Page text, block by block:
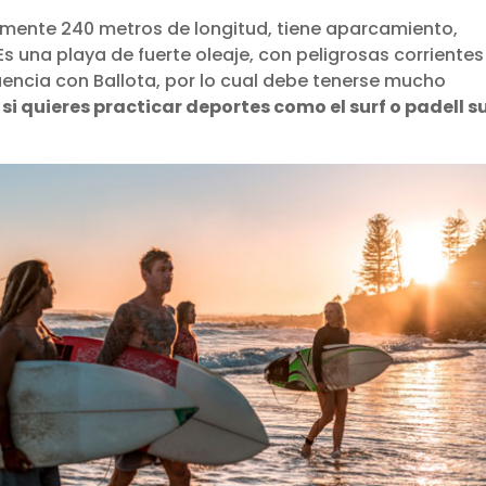
240 metros de longitud, tiene aparcamiento,
una playa de fuerte oleaje, con peligrosas
con Ballota, por lo cual debe tenerse mucho
si quieres practicar deportes como el surf o padell